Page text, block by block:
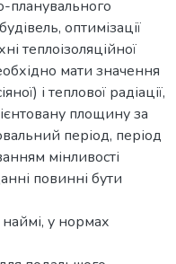
планувального
оптимізації
теплоізоляційної
мати значення
і теплової радіації,
площину за
період, період
мінливості
повинні бути
наймі, у нормах